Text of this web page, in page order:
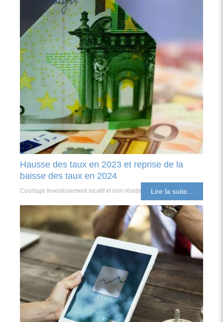
Hausse des taux en 2023 et reprise de la
baisse des taux en 2024
Courtage Investissement locatif et non résident Lire la suite...